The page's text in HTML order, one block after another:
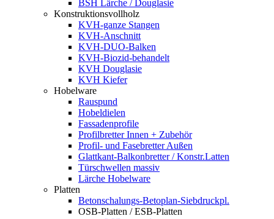
BSH Lärche / Douglasie
Konstruktionsvollholz
KVH-ganze Stangen
KVH-Anschnitt
KVH-DUO-Balken
KVH-Biozid-behandelt
KVH Douglasie
KVH Kiefer
Hobelware
Rauspund
Hobeldielen
Fassadenprofile
Profilbretter Innen + Zubehör
Profil- und Fasebretter Außen
Glattkant-Balkonbretter / Konstr.Latten
Türschwellen massiv
Lärche Hobelware
Platten
Betonschalungs-Betoplan-Siebdruckpl.
OSB-Platten / ESB-Platten